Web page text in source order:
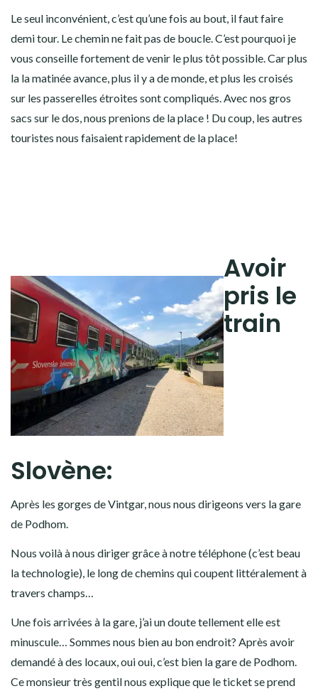
Le seul inconvénient, c’est qu’une fois au bout, il faut faire
demi tour. Le chemin ne fait pas de boucle. C’est pourquoi je
vous conseille fortement de venir le plus tôt possible. Car plus
la la matinée avance, plus il y a de monde, et plus les croisés
sur les passerelles étroites sont compliqués. Avec nos gros
sacs sur le dos, nous prenions de la place ! Du coup, les autres
touristes nous faisaient rapidement de la place!
Avoir
pris le
train
Slovène:
Après les gorges de Vintgar, nous nous dirigeons vers la gare
de Podhom.
Nous voilà à nous diriger grâce à notre téléphone (c’est beau
la technologie), le long de chemins qui coupent littéralement à
travers champs…
Une fois arrivées à la gare, j’ai un doute tellement elle est
minuscule… Sommes nous bien au bon endroit? Après avoir
demandé à des locaux, oui oui, c’est bien la gare de Podhom.
Ce monsieur très gentil nous explique que le ticket se prend